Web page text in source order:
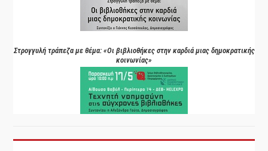
Στρογγυλή τράπεζα με θέμα: «Οι βιβλιοθήκες στην καρδιά μιας δημοκρατικής
κοινωνίας»